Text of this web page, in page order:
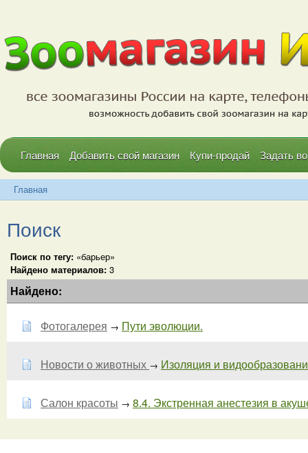
Главная Добавить свой магазин Купи-продай Задать
Главная
Поиск
Поиск по тегу: «барьер»
Найдено материалов: 3
Найдено:
Фотогалерея → Пути эволюции.
Новости о животных → Изоляция и
Салон красоты → 8.4. Экстренная анестезия в